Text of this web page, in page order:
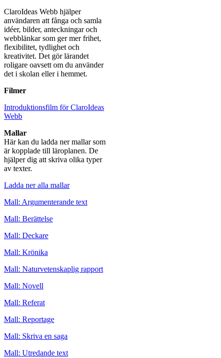
ClaroIdeas Webb hjälper
användaren att fånga och samla
idéer, bilder, anteckningar och
webblänkar som ger mer frihet,
flexibilitet, tydlighet och
kreativitet. Det gör lärandet
roligare oavsett om du använder
det i skolan eller i hemmet.
Filmer
Introduktionsfilm för ClaroIdeas
Webb
Mallar
Här kan du ladda ner mallar som
är kopplade till läroplanen. De
hjälper dig att skriva olika typer
av texter.
Ladda ner alla mallar
Mall: Argumenterande text
Mall: Berättelse
Mall: Deckare
Mall: Krönika
Mall: Naturvetenskaplig rapport
Mall: Novell
Mall: Referat
Mall: Reportage
Mall: Skriva en saga
Mall: Utredande text